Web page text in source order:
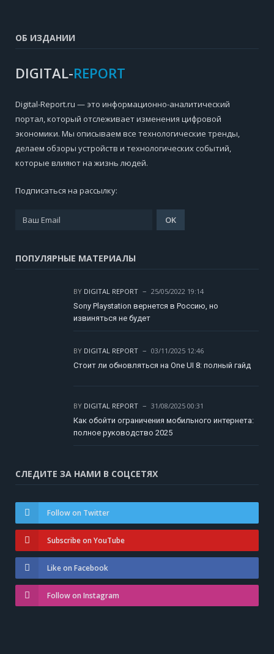
ОБ ИЗДАНИИ
DIGITAL-REPORT
Digital-Report.ru — это информационно-аналитический
портал, который отслеживает изменения цифровой
экономики. Мы описываем все технологические тренды,
делаем обзоры устройств и технологических событий,
которые влияют на жизнь людей.
Подписаться на рассылку:
ПОПУЛЯРНЫЕ МАТЕРИАЛЫ
BY DIGITAL REPORT
25/05/2022 19:14
Sony Playstation вернется в Россию, но
извиняться не будет
BY DIGITAL REPORT
03/11/2025 12:46
Стоит ли обновляться на One UI 8: полный гайд
BY DIGITAL REPORT
31/08/2025 00:31
Как обойти ограничения мобильного интернета:
полное руководство 2025
СЛЕДИТЕ ЗА НАМИ В СОЦСЕТЯХ
Follow on Twitter
Subscribe on YouTube
Like on Facebook
Follow on Instagram